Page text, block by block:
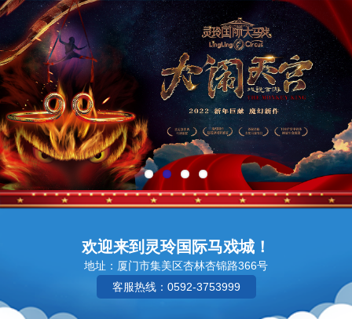
欢迎来到灵玲国际马戏城！
地址：厦门市集美区杏林杏锦路366号
客服热线：0592-3753999